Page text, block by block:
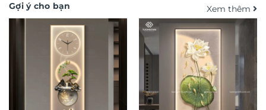
Gợi ý cho bạn Xem thêm